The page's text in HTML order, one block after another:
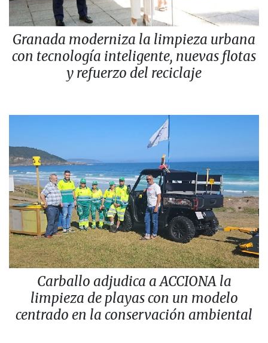
Granada moderniza la limpieza urbana
con tecnología inteligente, nuevas flotas
y refuerzo del reciclaje
Carballo adjudica a ACCIONA la
limpieza de playas con un modelo
centrado en la conservación ambiental